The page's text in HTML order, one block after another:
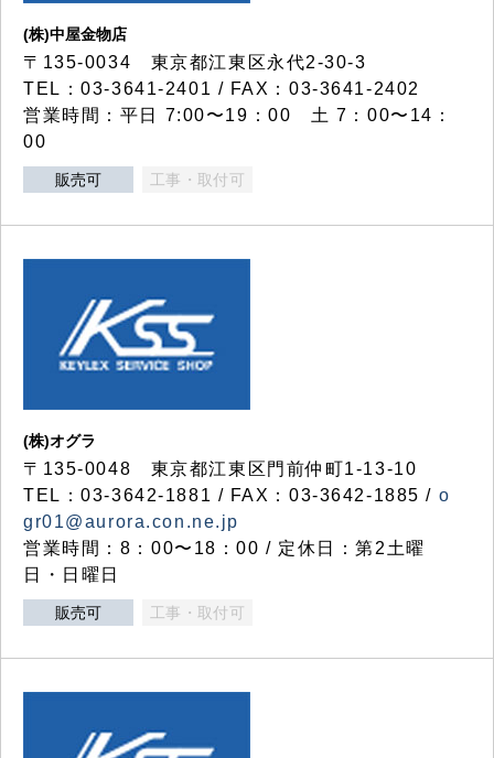
(株)中屋金物店
〒135-0034 東京都江東区永代2-30-3
TEL：03-3641-2401 / FAX：03-3641-2402
営業時間：平日 7:00〜19：00 土 7：00〜14：
00
販売可 工事・取付可
(株)オグラ
〒135-0048 東京都江東区門前仲町1-13-10
TEL：03-3642-1881 / FAX：03-3642-1885 / o
gr01@aurora.con.ne.jp
営業時間：8：00〜18：00 / 定休日：第2土曜
日・日曜日
販売可 工事・取付可